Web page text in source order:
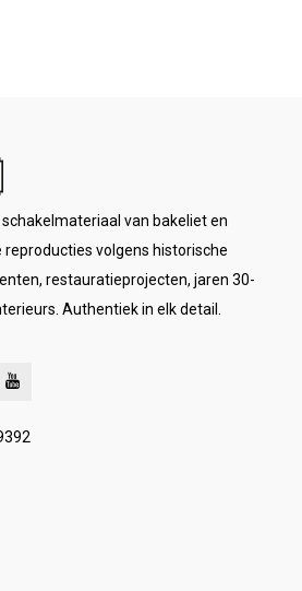
van bakeliet en
volgens historische
restauratieprojecten, jaren 30-
Authentiek in elk detail.